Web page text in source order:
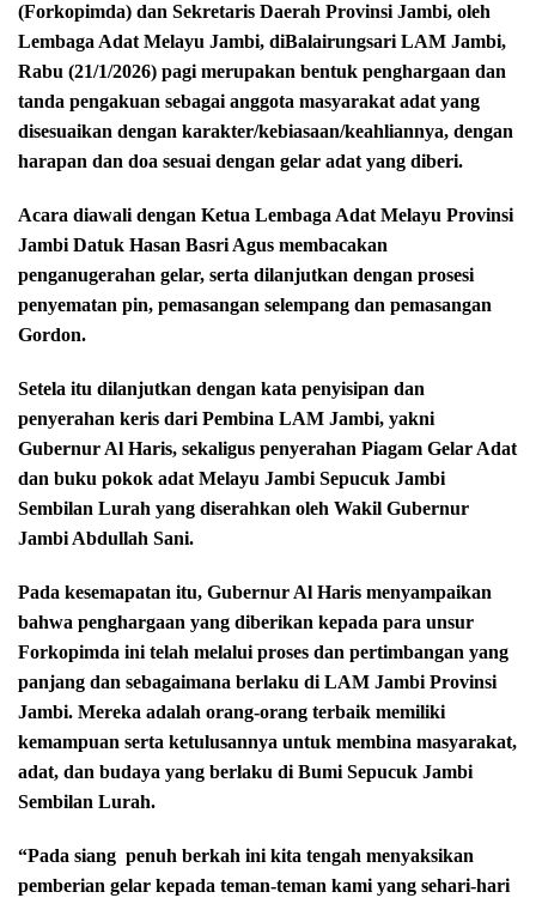
(Forkopimda) dan Sekretaris Daerah Provinsi Jambi, oleh
Lembaga Adat Melayu Jambi, diBalairungsari LAM Jambi,
Rabu (21/1/2026) pagi merupakan bentuk penghargaan dan
tanda pengakuan sebagai anggota masyarakat adat yang
disesuaikan dengan karakter/kebiasaan/keahliannya, dengan
harapan dan doa sesuai dengan gelar adat yang diberi.
Acara diawali dengan Ketua Lembaga Adat Melayu Provinsi
Jambi Datuk Hasan Basri Agus membacakan
penganugerahan gelar, serta dilanjutkan dengan prosesi
penyematan pin, pemasangan selempang dan pemasangan
Gordon.
Setela itu dilanjutkan dengan kata penyisipan dan
penyerahan keris dari Pembina LAM Jambi, yakni
Gubernur Al Haris, sekaligus penyerahan Piagam Gelar Adat
dan buku pokok adat Melayu Jambi Sepucuk Jambi
Sembilan Lurah yang diserahkan oleh Wakil Gubernur
Jambi Abdullah Sani.
Pada kesemapatan itu, Gubernur Al Haris menyampaikan
bahwa penghargaan yang diberikan kepada para unsur
Forkopimda ini telah melalui proses dan pertimbangan yang
panjang dan sebagaimana berlaku di LAM Jambi Provinsi
Jambi. Mereka adalah orang-orang terbaik memiliki
kemampuan serta ketulusannya untuk membina masyarakat,
adat, dan budaya yang berlaku di Bumi Sepucuk Jambi
Sembilan Lurah.
“Pada siang penuh berkah ini kita tengah menyaksikan
pemberian gelar kepada teman-teman kami yang sehari-hari